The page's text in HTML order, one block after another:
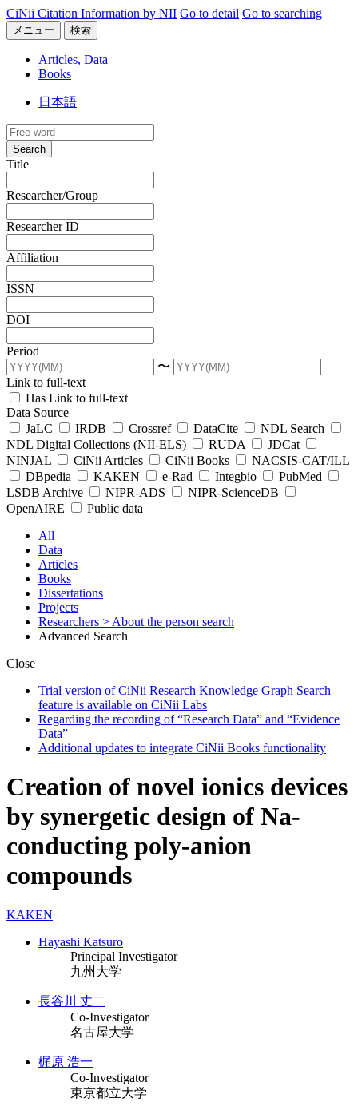
CiNii Citation Information by NII Go to detail Go to searching
メニュー 検索
Articles, Data
Books
日本語
Search
Title
Researcher/Group
Researcher ID
Affiliation
ISSN
DOI
Period
〜
Link to full-text
Has Link to full-text
Data Source
JaLC
IRDB Crossref DataCite
NDL Search
NDL Digital Collections (NII-ELS)
RUDA
JDCat
NINJAL
CiNii Articles CiNii Books
NACSIS-CAT/ILL
DBpedia
KAKEN e-Rad Integbio
PubMed
LSDB Archive
NIPR-ADS
NIPR-ScienceDB
OpenAIRE
Public data
All
Data
Articles
Books
Dissertations
Projects
Researchers > About the person search
Advanced Search
Close
Trial version of CiNii Research Knowledge Graph Search
feature is available on CiNii Labs
Regarding the recording of “Research Data” and “Evidence
Data”
Additional updates to integrate CiNii Books functionality
Creation of novel ionics devices
by synergetic design of Na-
conducting poly-anion
compounds
KAKEN
Hayashi Katsuro
Principal Investigator
九州大学
長谷川 丈二
Co-Investigator
名古屋大学
梶原 浩一
Co-Investigator
東京都立大学